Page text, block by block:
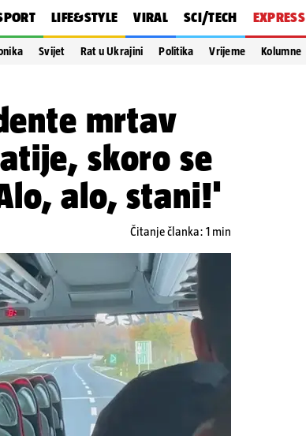
LIFE&STYLE VIRAL SCI/TECH EXPRESS
Svijet Rat u Ukrajini Politika Vrijeme Kolumne
mrtav
skoro se
alo, stani!'
Čitanje članka: 1 min